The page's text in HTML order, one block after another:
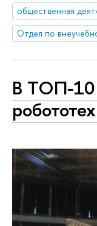
общественная
В ТОП-